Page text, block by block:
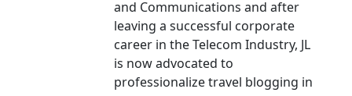
and Communications and after
leaving a successful corporate
career in the Telecom Industry, JL
is now advocated to
professionalize travel blogging in